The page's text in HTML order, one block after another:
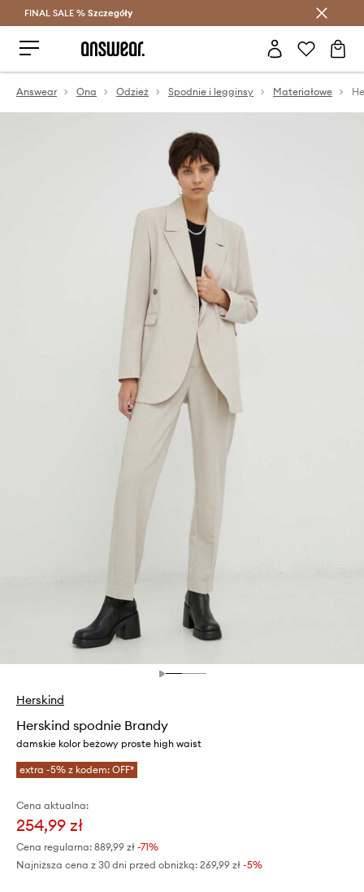
Oszczędzaj z Answear Club >
FINAL SALE % Szczegóły
Answear Ona Odzież Spodnie i legginsy Materiałowe
Herskind
Herskind spodnie Brandy
damskie kolor beżowy proste high waist
extra -5% z kodem: OFF*
Cena aktualna:
254,99 zł
Cena regularna: 889,99 zł -71%
Najniższa cena z 30 dni przed obniżką: 269,99 zł -5%